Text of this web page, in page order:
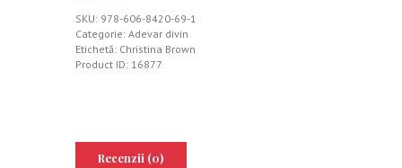
SKU: 978-606-8420-69-1
Categorie: Adevar divin
Etichetă: Christina Brown
Product ID: 16877
Recenzii (0)